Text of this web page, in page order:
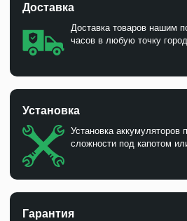
Доставка
Доставка товаров нашим
часов в любую точку
Установка
Установка аккумуляторов
сложности под капотом
Гарантия